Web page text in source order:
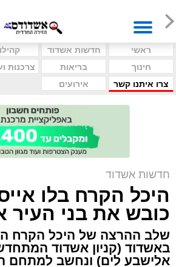
ראשי חדשות אשדוד
חינוך
בריאות צרכנות
צרו איתנו קשר
אירועים
חדשות אשדוד
היכל הקרח בלו
כובש את בני העיר
שלב ההרצה של היכל הקרח
באשדוד (קניון אשדוד המתחדש
אלישבע לים) ונחשב למתחם